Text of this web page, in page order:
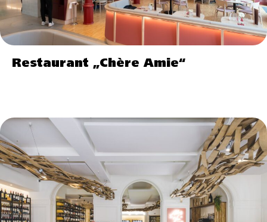
Restaurant „Chère Amie“